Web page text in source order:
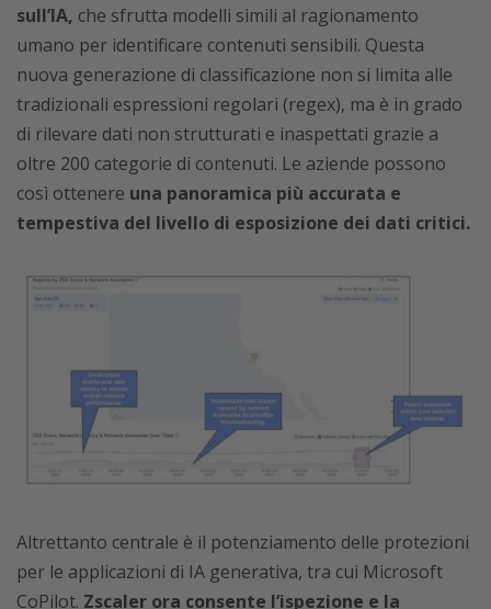
sull’IA, che sfrutta modelli simili al ragionamento
umano per identificare contenuti sensibili. Questa
nuova generazione di classificazione non si limita alle
tradizionali espressioni regolari (regex), ma è in grado
di rilevare dati non strutturati e inaspettati grazie a
oltre 200 categorie di contenuti. Le aziende possono
così ottenere una panoramica più accurata e
tempestiva del livello di esposizione dei dati critici.
Altrettanto centrale è il potenziamento delle protezioni
per le applicazioni di IA generativa, tra cui Microsoft
CoPilot. Zscaler ora consente l’ispezione e la